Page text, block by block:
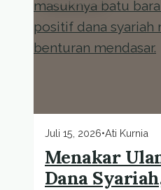
Juli 15, 2026•Ati Kurnia
Menakar
Dana